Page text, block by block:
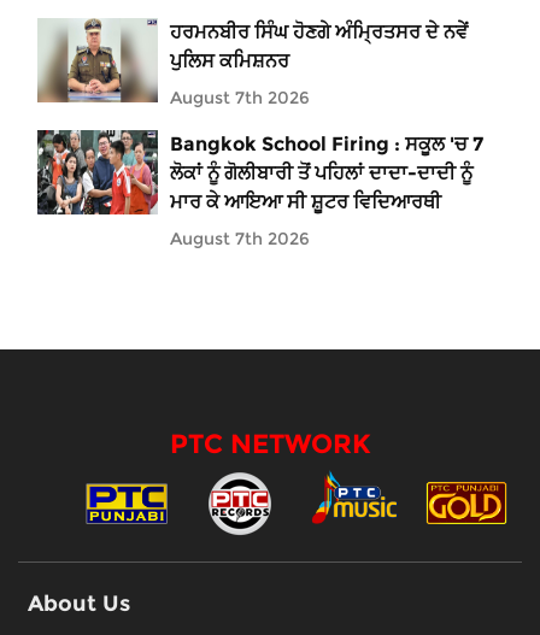
ਹਰਮਨਬੀਰ ਸਿੰਘ ਹੋਣਗੇ ਅੰਮ੍ਰਿਤਸਰ ਦੇ ਨਵੇਂ
ਪੁਲਿਸ ਕਮਿਸ਼ਨਰ
August 7th 2026
Bangkok School Firing : ਸਕੂਲ 'ਚ 7
ਲੋਕਾਂ ਨੂੰ ਗੋਲੀਬਾਰੀ ਤੋਂ ਪਹਿਲਾਂ ਦਾਦਾ-ਦਾਦੀ ਨੂੰ
ਮਾਰ ਕੇ ਆਇਆ ਸੀ ਸ਼ੂਟਰ ਵਿਦਿਆਰਥੀ
August 7th 2026
PTC NETWORK
About Us